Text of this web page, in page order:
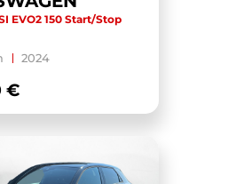
EVO2 150 Start/Stop
2024
€